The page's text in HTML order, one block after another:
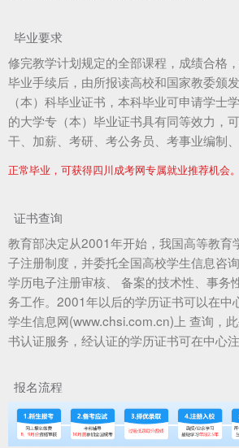
毕业要求
修完教学计划规定的全部课程，成绩合格
毕业手续后，由所报读高校和国家教委颁
（本）科毕业证书，本科毕业可申请学士
的大学专（本）毕业证书具有同等效力，
干、加薪、考研、考公务员、考事业编制、
正常毕业，可获得四川成考网专属就业推荐机会。
证书查询
教育部决定从2001年开始，我国高等教育
子注册制度，并委托全国高校学生信息咨
学历电子注册审核、 备案的技术性、事务
务工作。2001年以后的学历证书可以在中
学生信息网(www.chsi.com.cn)上 查询，
书认证服务，经认证的学历证书可在中心注
报名流程